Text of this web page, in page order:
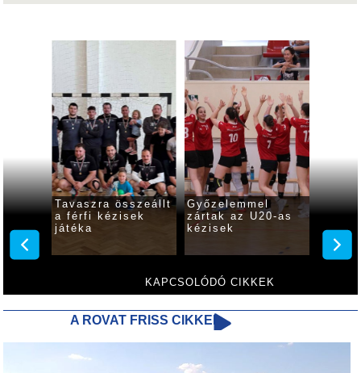
KAPCSOLÓDÓ CIKKEK
Tavaszra összeállt
a férfi kézisek
játéka
Győzelemmel
zártak az U20-as
kézisek
A ROVAT FRISS CIKKEI